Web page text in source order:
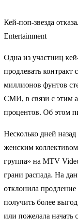
Кей-поп-звезда
Entertainment
Одна из участниц
продлевать контракт
миллионов фунтов
СМИ, в связи с этим
процентов. Об этом
Несколько дней
женским
группа» на MTV
грани распада. На
отклонила продление
получить более
или пожелала начать